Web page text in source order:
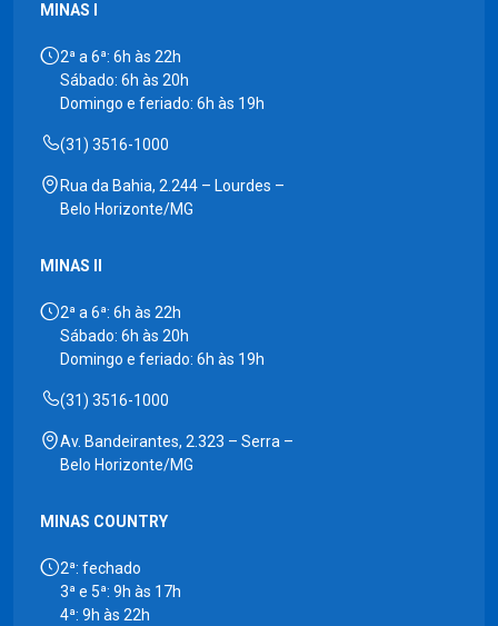
MINAS I
2ª a 6ª: 6h às 22h
Sábado: 6h às 20h
Domingo e feriado: 6h às 19h
(31) 3516-1000
Rua da Bahia, 2.244 – Lourdes –
Belo Horizonte/MG
MINAS II
2ª a 6ª: 6h às 22h
Sábado: 6h às 20h
Domingo e feriado: 6h às 19h
(31) 3516-1000
Av. Bandeirantes, 2.323 – Serra –
Belo Horizonte/MG
MINAS COUNTRY
2ª: fechado
3ª e 5ª: 9h às 17h
4ª: 9h às 22h